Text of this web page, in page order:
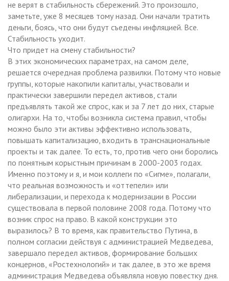
не верят в стабильность сбережений. Это произошло,
заметьте, уже 8 месяцев тому назад. Они начали тратить
деньги, боясь, что они будут съедены инфляцией. Все.
Стабильность уходит.
Что придет на смену стабильности?
В этих экономических параметрах, на самом деле,
решается очередная проблема развилки. Потому что новые
группы, которые накопили капиталы, участвовали и
практически завершили передел активов, стали
предъявлять такой же спрос, как и за 7 лет до них, старые
олигархи. На то, чтобы возникла система правил, чтобы
можно было эти активы эффективно использовать,
повышать капитализацию, входить в транснациональные
проекты и так далее. То есть, то, против чего они боролись
по понятным корыстным причинам в 2000-2003 годах.
Именно поэтому и я, и мои коллеги по «Сигме», полагали,
что реальная возможность и «оттепели» или
либерализации, и перехода к модернизации в России
существовала в первой половине 2008 года. Потому что
возник спрос на право. В какой конструкции это
выразилось? В то время, как правительство Путина, в
полном согласии действуя с администрацией Медведева,
завершало передел активов, формирование больших
концернов, «Ростехнологий» и так далее, в это же время
администрация Медведева объявляла новую повестку дня.